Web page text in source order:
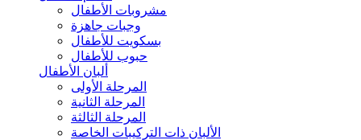
مشروبات الأطفال
وجبات جاهزة
بسكويت للأطفال
حبوب للأطفال
ألبان الأطفال
المرحلة الأولى
المرحلة الثانية
المرحلة الثالثة
الألبان ذات التركيبات الخاصة